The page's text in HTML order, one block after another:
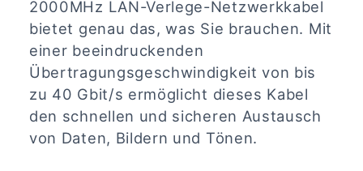
2000MHz LAN-Verlege-Netzwerkkabel
bietet genau das, was Sie brauchen. Mit
einer beeindruckenden
Übertragungsgeschwindigkeit von bis
zu 40 Gbit/s ermöglicht dieses Kabel
den schnellen und sicheren Austausch
von Daten, Bildern und Tönen.